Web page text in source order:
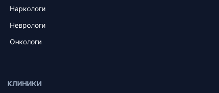
Наркологи
Неврологи
Онкологи
КЛИНИКИ